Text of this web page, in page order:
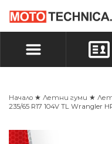
ВХОД
БЪРЗА ПОРЪЧКА
Начало ★ Летни гуми ★
235/65 R17 104V TL Wrangler